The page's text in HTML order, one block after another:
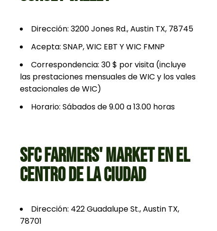
Dirección: 3200 Jones Rd., Austin TX, 78745
Acepta: SNAP, WIC EBT Y WIC FMNP
Correspondencia: 30 $ por visita (incluye
las prestaciones mensuales de WIC y los vales
estacionales de WIC)
Horario: Sábados de 9.00 a 13.00 horas
SFC FARMERS' MARKET EN EL
CENTRO DE LA CIUDAD
Dirección: 422 Guadalupe St., Austin TX,
78701